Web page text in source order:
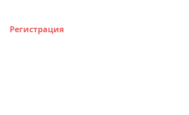
Регистрация